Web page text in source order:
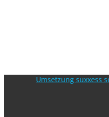
Umsetzung suxxess